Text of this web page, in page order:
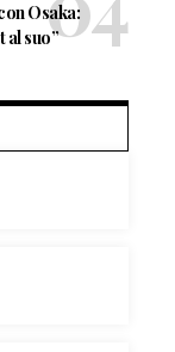
Osaka:
al suo”